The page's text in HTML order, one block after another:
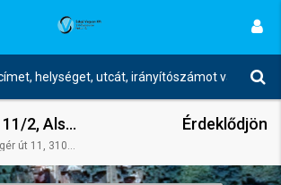
Felső idegér út 11/2, Alsó idegér út 10.
Salgótarján, Felső idegér út 11, 3100 Magyarország
Érdeklődjön